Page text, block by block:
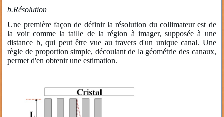
b.Résolution
Une première façon de définir la résolution du collimateur est de
la voir comme la taille de la région à imager, supposée à une
distance b, qui peut être vue au travers d'un unique canal. Une
règle de proportion simple, découlant de la géométrie des canaux,
permet d'en obtenir une estimation.